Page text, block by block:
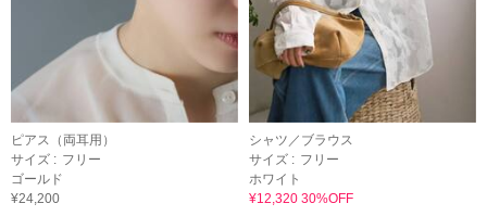
ピアス（両耳用）
サイズ : フリー
ゴールド
¥24,200
シャツ／ブラウス
サイズ : フリー
ホワイト
¥12,320 30%OFF